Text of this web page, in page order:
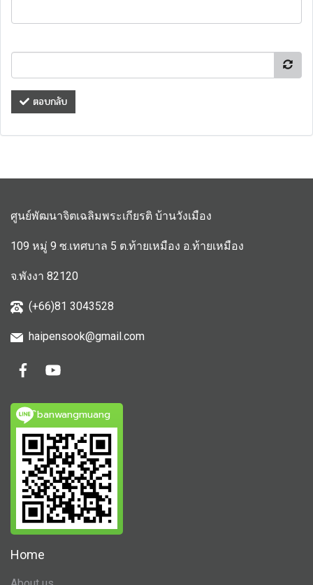
ตอบกลับ
ศูนย์พัฒนาจิตเฉลิมพระเกียรติ บ้านวังเมือง
109 หมู่ 9 ซ.เทศบาล 5 ต.ท้ายเหมือง อ.ท้ายเหมือง
จ.พังงา 82120
(+66)81 3043528
haipensook@gmail.com
ิbanwangmuang
Home